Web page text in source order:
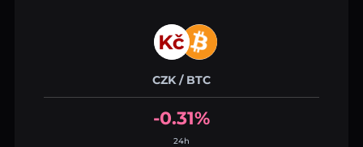
CZK / BTC
-0.31%
24h